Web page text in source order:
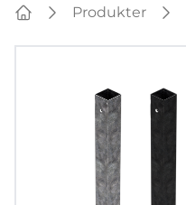
Produkter